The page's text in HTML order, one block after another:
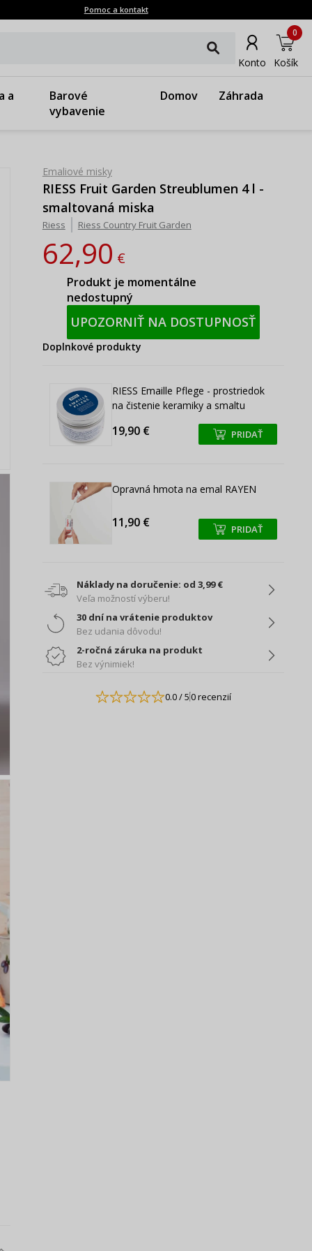
Pomoc a kontakt
Konto Košík
0
a
Barové
vybavenie
Domov Záhrada
Emaliové misky
RIESS Fruit Garden Streublumen 4 l -
smaltovaná miska
Riess Riess Country Fruit Garden
62,90€
Produkt je momentálne
nedostupný
UPOZORNIŤ NA DOSTUPNOSŤ
Doplnkové produkty
RIESS Emaille Pflege - prostriedok
na čistenie keramiky a smaltu
19,90 € +
+ PRIDAŤ
Opravná hmota na emal RAYEN
11,90 € +
+ PRIDAŤ
Náklady na doručenie: od 3,99 €
Veľa možností výberu!
30 dní na vrátenie produktov
Bez udania dôvodu!
2-ročná záruka na produkt
Bez výnimiek!
0.0/ 50 recenzií